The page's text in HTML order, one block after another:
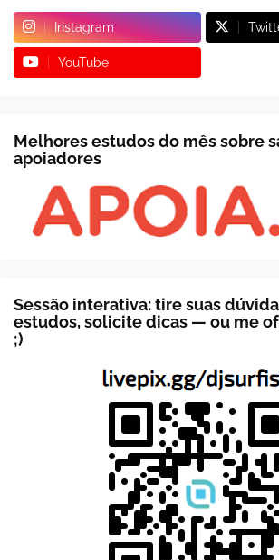
Instagram
YouTube
Melhores estudos do mês sobre
apoiadores
Sessão interativa: tire suas
estudos, solicite dicas — ou me
;)